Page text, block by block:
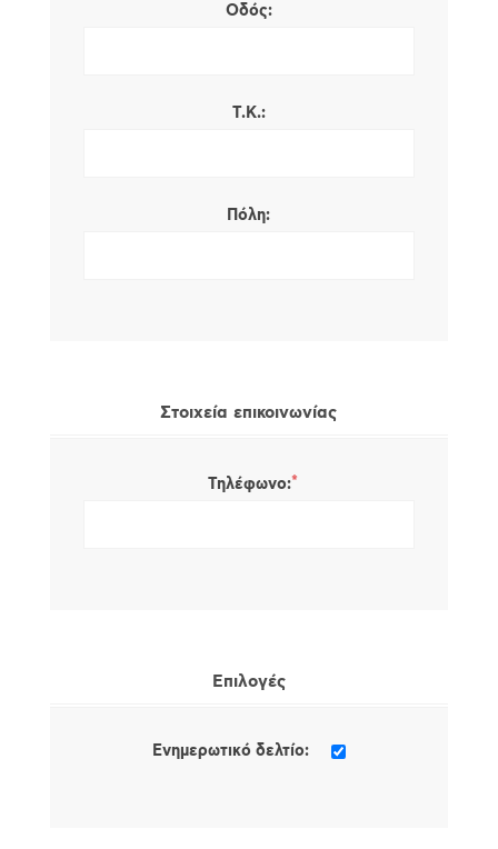
Οδός:
Τ.Κ.:
Πόλη:
Στοιχεία επικοινωνίας
Τηλέφωνο:*
Επιλογές
Ενημερωτικό δελτίο: